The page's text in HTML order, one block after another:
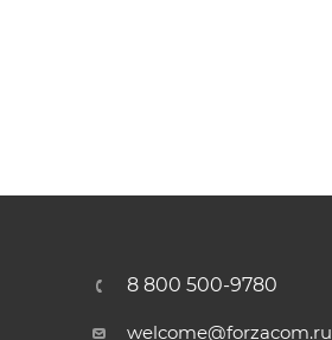
8 800 500-9780
welcome@forzacom.ru